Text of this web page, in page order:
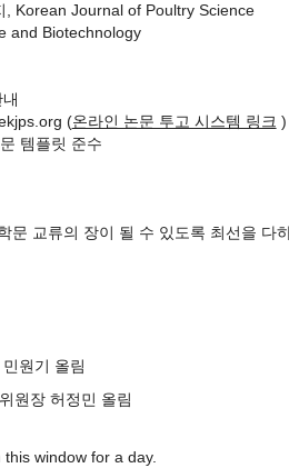
are founded.
Survivability, and Egg
, Alphonsine Uwimbabazi ,
Sci. 2025;52(4):369-376.
10.5536/KJPS.2025.52.4.369
Evaluation of Growth, Laying
Sci. 2025;52(4):333-342.
10.5536/KJPS.2025.52.4.333
, Korean Journal of Poultry Science
and Biotechnology
(온라인 논문 투고 시스템 링크 )
템플릿 준수
문 교류의 장이 될 수 있도록 최선을 다
원기 올림
원장 허정민 올림
window for a day.